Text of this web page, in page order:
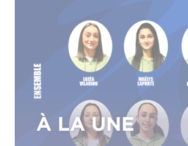
À LA UNE